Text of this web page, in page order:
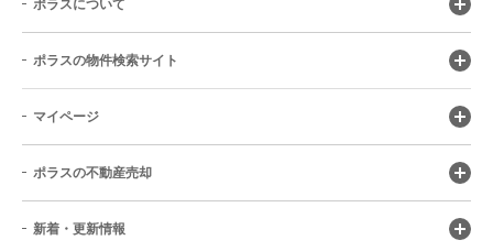
ポラスについて
ポラスの物件検索サイト
マイページ
ポラスの不動産売却
新着・更新情報